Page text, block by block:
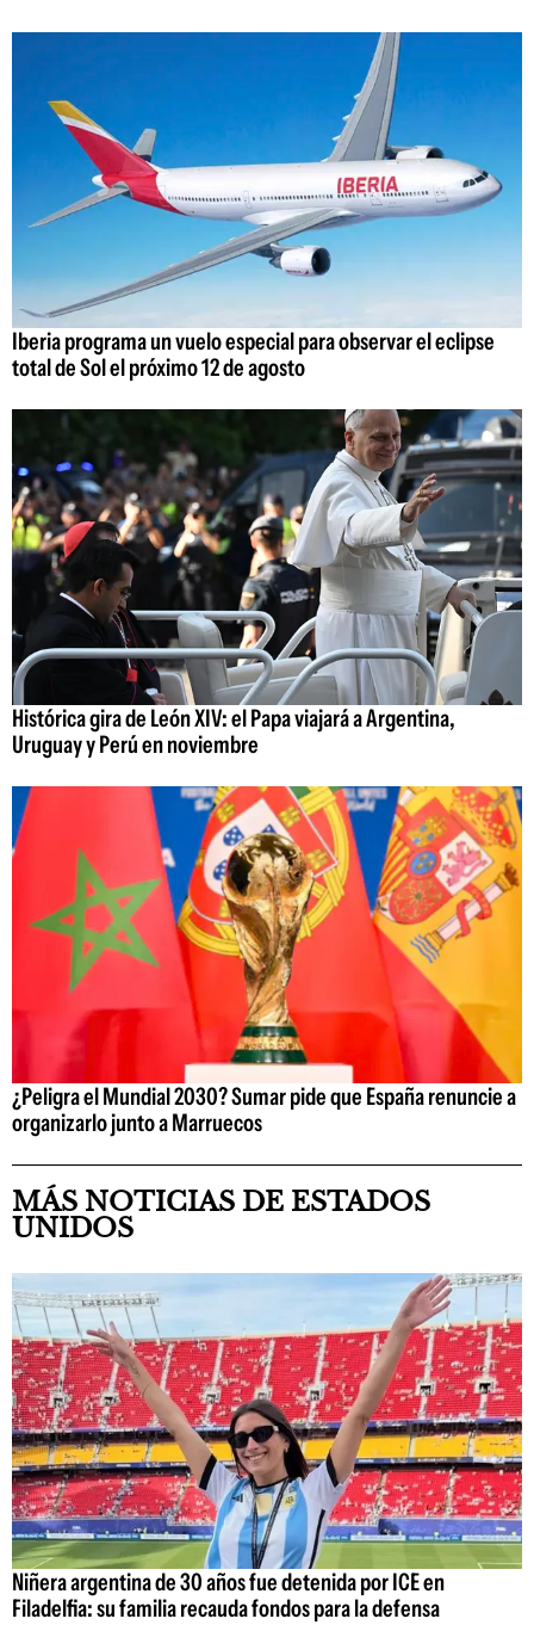
Iberia programa un vuelo especial para observar el eclipse
total de Sol el próximo 12 de agosto
Histórica gira de León XIV: el Papa viajará a Argentina,
Uruguay y Perú en noviembre
¿Peligra el Mundial 2030? Sumar pide que España renuncie a
organizarlo junto a Marruecos
MÁS NOTICIAS DE ESTADOS
UNIDOS
Niñera argentina de 30 años fue detenida por ICE en
Filadelfia: su familia recauda fondos para la defensa